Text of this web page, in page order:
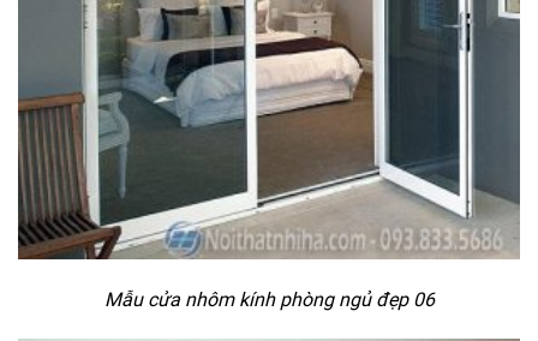
Mẫu cửa nhôm kính phòng ngủ đẹp 06